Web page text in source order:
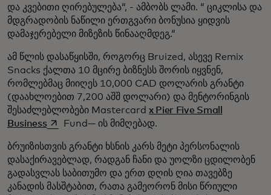
და კვებითი ღირებულება“, - ამბობს ლამი. “ ციკლისა და
მდგრადობის ნაწილი ერთგვარი ბონუსია ყიდვის
დამაჯერებელი მიზეზის წინააღმდეგ.“
ამ წლის დასაწყისში, როგორც Bruized, ასევე Remix
Snacks ქალთა 10 მცირე ბიზნესს შორის იყვნენ,
რომლებმაც მიიღეს 10,000 CAD დოლარის გრანტი
(დაახლოებით 7,200 აშშ დოლარი) და მენტორინგის
შესაძლებლობები Mastercard x Pier Five Small
Businessopens in a new tab
Fund— ის მიმღებად.
ბრუიზისთვის გრანტი ხსნის კარს მეტი პერსონალის
დასაქირავებლად, რადგან ჩანი და უოლზი ცდილობენ
გადასვლას საბითუმო და ერთ დღის ღია თავებზე
კანადის მასშტაბით, რათა გამეორონ მისი წრიული